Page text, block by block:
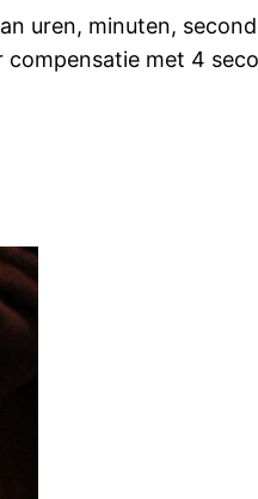
uren, minuten,
met 4